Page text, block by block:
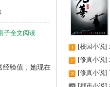
子全文阅读
经验值，她现在
[校园小说]
[修真小说]
[修真小说]